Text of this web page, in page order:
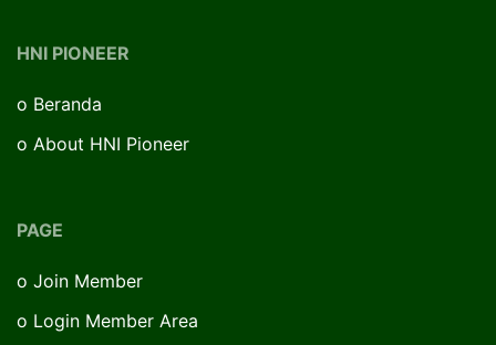
HNI PIONEER
o Beranda
o About HNI Pioneer
PAGE
o Join Member
o Login Member Area